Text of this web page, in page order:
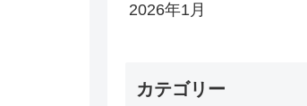
2026年1月
カテゴリー